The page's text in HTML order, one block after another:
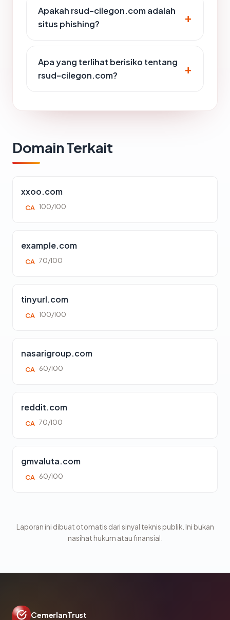
Apakah rsud-cilegon.com adalah
situs phishing?
Apa yang terlihat berisiko tentang
rsud-cilegon.com?
Domain Terkait
xxoo.com
CA 100/100
example.com
CA 70/100
tinyurl.com
CA 100/100
nasarigroup.com
CA 60/100
reddit.com
CA 70/100
gmvaluta.com
CA 60/100
Laporan ini dibuat otomatis dari sinyal teknis publik. Ini bukan
nasihat hukum atau finansial.
CemerlanTrust